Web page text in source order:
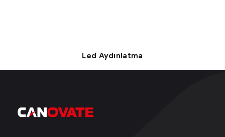
Led Aydınlatma